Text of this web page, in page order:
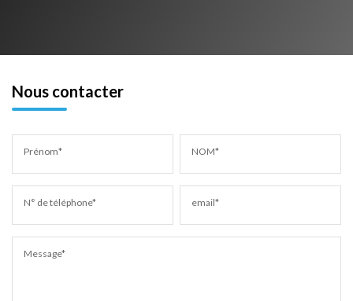
Nous contacter
Prénom* NOM*
N° de téléphone* email*
Message*